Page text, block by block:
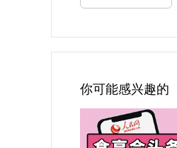
你可能感兴趣的